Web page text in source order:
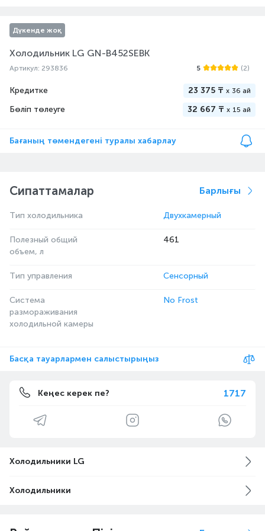
Дүкенде жоқ
Холодильник LG GN-B452SEBK
Артикул: 293836 5 (2)
Кредитке 23 375 ₸ x 36 ай
Бөліп төлеуге 32 667 ₸ x 15 ай
Бағаның төмендегені туралы хабарлау
Сипаттамалар Барлығы
Тип холодильника Двухкамерный
Полезный общий
объем, л
461
Тип управления Сенсорный
Система
размораживания
холодильной камеры
No Frost
Басқа тауарлармен салыстырыңыз
Кеңес керек пе? 1717
Холодильники LG
Холодильники